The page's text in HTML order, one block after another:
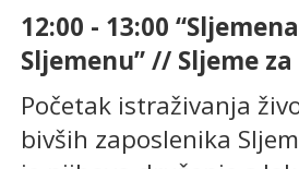
12:00 - 13:00
Sljemenu” // Sljeme
Početak istraživanja
bivših zaposlenika